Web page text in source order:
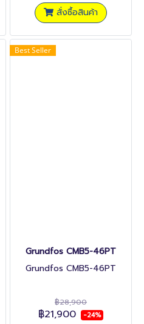
สั่งซื้อสินค้า
Best Seller
Grundfos CMB5-46PT
Grundfos CMB5-46PT
฿28,900
฿21,900 -24%